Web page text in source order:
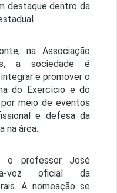
destaque dentro da
na Associação
a sociedade é
e promover o
do Exercício e do
meio de eventos
e defesa da
na área.
o professor José
voz oficial da
A nomeação se